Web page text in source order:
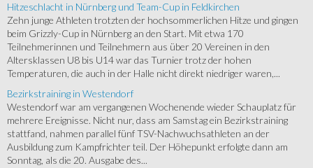
Hitzeschlacht in Nürnberg und Team-Cup in Feldkirchen
Zehn junge Athleten trotzten der hochsommerlichen Hitze und gingen
beim Grizzly-Cup in Nürnberg an den Start. Mit etwa 170
Teilnehmerinnen und Teilnehmern aus über 20 Vereinen in den
Altersklassen U8 bis U14 war das Turnier trotz der hohen
Temperaturen, die auch in der Halle nicht direkt niedriger waren,...
Bezirkstraining in Westendorf
Westendorf war am vergangenen Wochenende wieder Schauplatz für
mehrere Ereignisse. Nicht nur, dass am Samstag ein Bezirkstraining
stattfand, nahmen parallel fünf TSV-Nachwuchsathleten an der
Ausbildung zum Kampfrichter teil. Der Höhepunkt erfolgte dann am
Sonntag, als die 20. Ausgabe des...